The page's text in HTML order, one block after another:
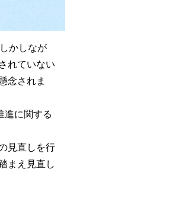
かしなが
れていない
念されま
進に関する
見直しを行
まえ見直し